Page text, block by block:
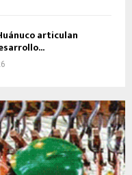
articulan